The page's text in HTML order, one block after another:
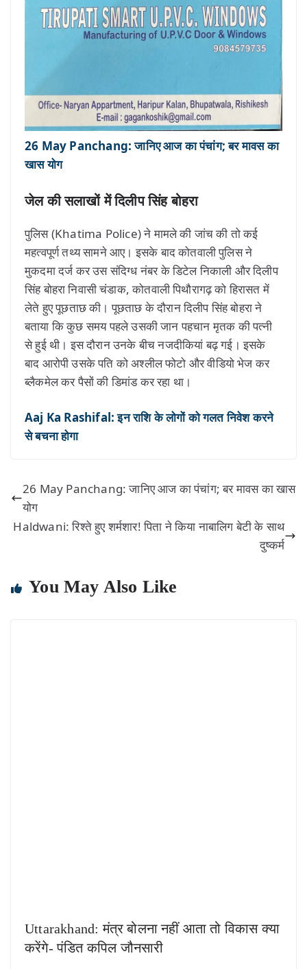
26 May Panchang: जानिए आज का पंचांग; बर मावस का
खास योग
जेल की सलाखों में दिलीप सिंह बोहरा
पुलिस (Khatima Police) ने मामले की जांच की तो कई
महत्वपूर्ण तथ्य सामने आए। इसके बाद कोतवाली पुलिस ने
मुकदमा दर्ज कर उस संदिग्ध नंबर के डिटेल निकाली और दिलीप
सिंह बोहरा निवासी चंडाक, कोतवाली पिथौरागढ़ को हिरासत में
लेते हुए पूछताछ की। पूछताछ के दौरान दिलीप सिंह बोहरा ने
बताया कि कुछ समय पहले उसकी जान पहचान मृतक की पत्नी
से हुई थी। इस दौरान उनके बीच नजदीकियां बढ़ गई। इसके
बाद आरोपी उसके पति को अश्लील फोटो और वीडियो भेज कर
ब्लैकमेल कर पैसों की डिमांड कर रहा था।
Aaj Ka Rashifal: इन राशि के लोगों को गलत निवेश करने
से बचना होगा
26 May Panchang: जानिए आज का पंचांग; बर मावस का खास
योग
Haldwani: रिश्ते हुए शर्मशार! पिता ने किया नाबालिग बेटी के साथ
दुष्कर्म
You May Also Like
Uttarakhand: मंत्र बोलना नहीं आता तो विकास क्या
करेंगे- पंडित कपिल जौनसारी